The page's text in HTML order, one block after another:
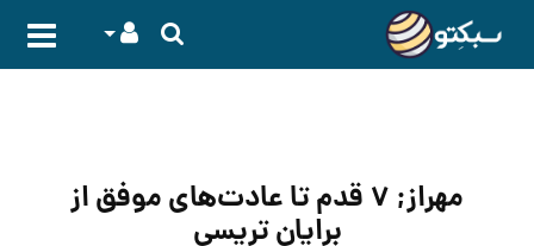
مهراز; ۷ قدم تا عادت‌های موفق از
برایان تریسی